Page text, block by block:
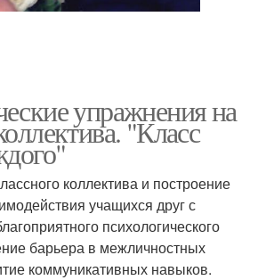
упражнения на
"Класс
коллектива и построение
учащихся друг с
психологического
барьера в межличностных
коммуникативных навыков.